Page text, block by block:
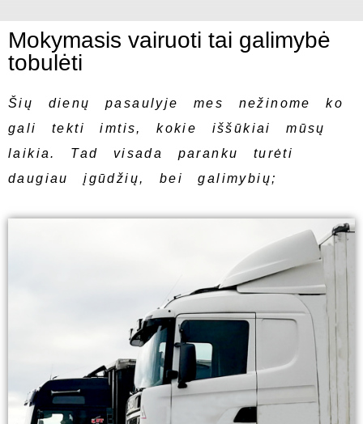
Mokymasis vairuoti tai galimybė
tobulėti
Šių dienų pasaulyje mes nežinome ko
gali tekti imtis, kokie iššūkiai mūsų
laikia. Tad visada paranku turėti
daugiau įgūdžių, bei galimybių;